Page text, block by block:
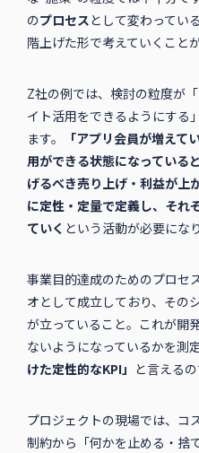
のプロセスとして変わってい
階上げた形で考えていくこと
Z社の例では、検討の粒度が
イト活用をできるようにする
ます。
「アプリ会員が増えて
用ができる状態になっている
げるべき売り上げ・利益が上
に定性・定量で定義し、それ
ていく という活動が必要にな
事業目的達成のためのプロセ
オとして成立しており、その
が立っていること。これが開
ないようになっているかを測
けた定性的なKPI」 と言える
プロジェクトの現場では、コ
制約から「何かを止める・捨